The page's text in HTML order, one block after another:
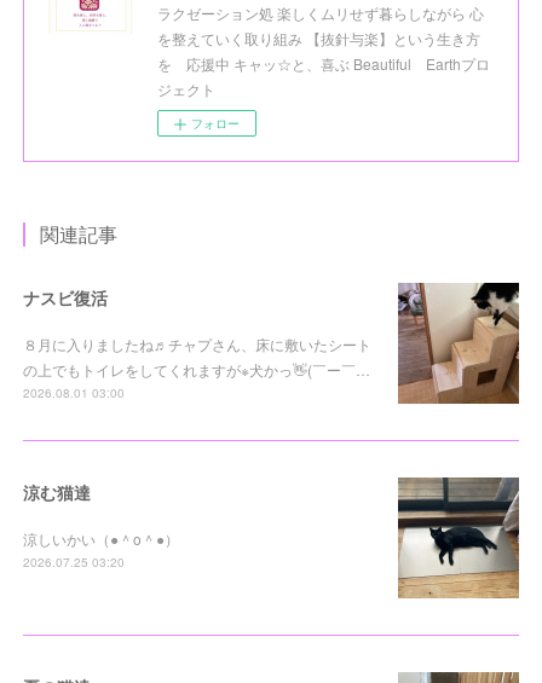
ラクゼーション処 楽しくムリせず暮らしながら 心
を整えていく取り組み 【抜針与楽】という生き方
を 応援中 キャッ☆と、喜ぶ Beautiful Earthプロ
ジェクト
フォロー
関連記事
ナスビ復活
８月に入りましたね♬チャプさん、床に敷いたシート
の上でもトイレをしてくれますが※犬かっ👋(￣ー￣…
2026.08.01 03:00
涼む猫達
涼しいかい（●＾o＾●）
2026.07.25 03:20